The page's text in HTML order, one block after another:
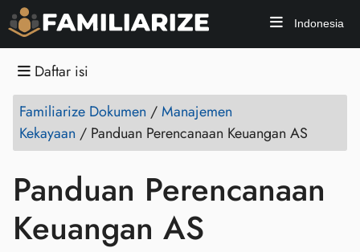
Indonesia
Daftar isi
Familiarize Dokumen /Manajemen
Kekayaan / Panduan Perencanaan Keuangan AS
Panduan Perencanaan
Keuangan AS